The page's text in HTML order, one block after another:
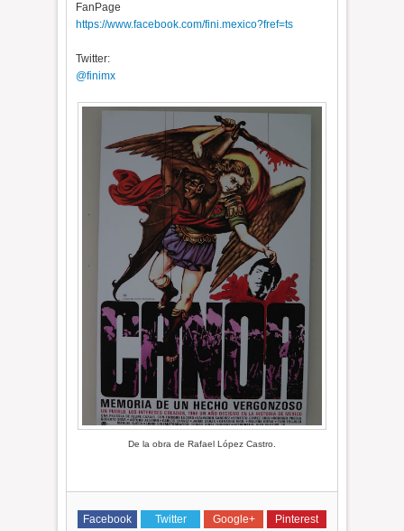
FanPage
https://www.facebook.com/fini.mexico?fref=ts
Twitter:
@finimx
De la obra de Rafael López Castro.
Facebook Twitter Google+ Pinterest